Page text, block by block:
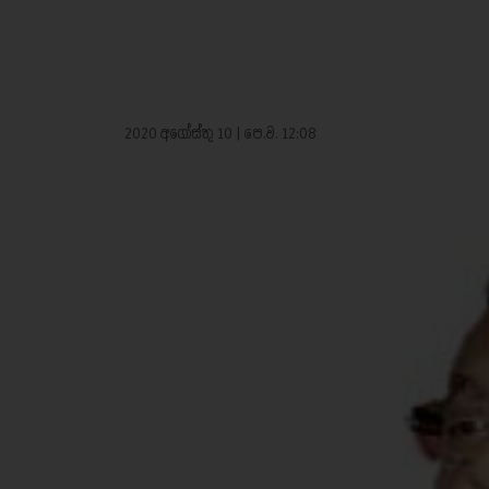
2020 අගෝස්තු 10 | පෙ.ව. 12:08